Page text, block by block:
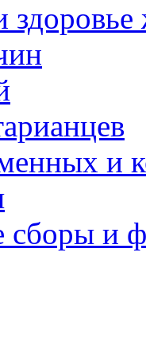
и
сборы и